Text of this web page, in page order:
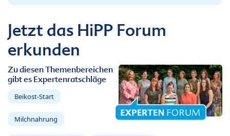
Jetzt das HiPP Forum
erkunden
Zu diesen Themenbereichen
gibt es Expertenratschläge
Beikost-Start
Milchnahrung